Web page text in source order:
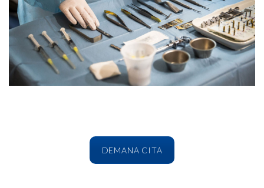
DEMANA CITA